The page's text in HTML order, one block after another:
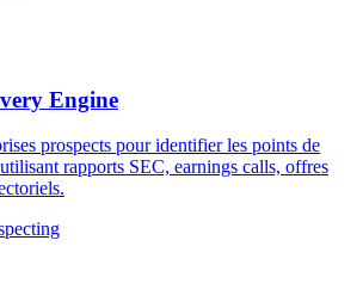
Engine
prospects pour identifier les points de
rapports SEC, earnings calls, offres